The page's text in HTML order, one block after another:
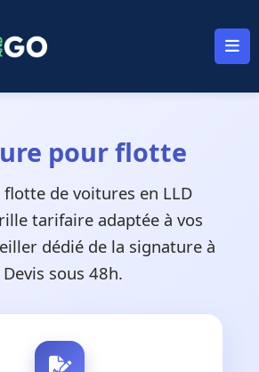
pour flotte
flotte de voitures en LLD
tarifaire adaptée à vos
dédié de la signature à
sous 48h.